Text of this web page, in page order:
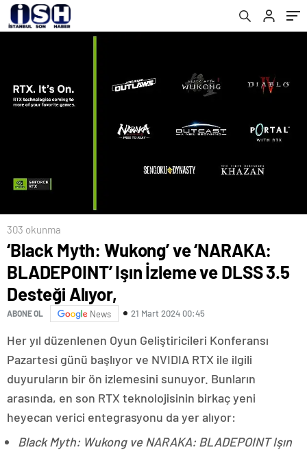
Desteği Alıyor,
303 okunma
‘Black Myth: Wukong’ ve ‘NARAKA:
BLADEPOINT’ Işın İzleme ve DLSS 3.5
Desteği Alıyor,
ABONE OL News 21 Mart 2024 00:45
Her yıl düzenlenen Oyun Geliştiricileri Konferansı
Pazartesi günü başlıyor ve NVIDIA RTX ile ilgili
duyuruların bir ön izlemesini sunuyor. Bunların
arasında, en son RTX teknolojisinin birkaç yeni
heyecan verici entegrasyonu da yer alıyor:
Black Myth: Wukong ve NARAKA: BLADEPOINT Işın
keşfedin